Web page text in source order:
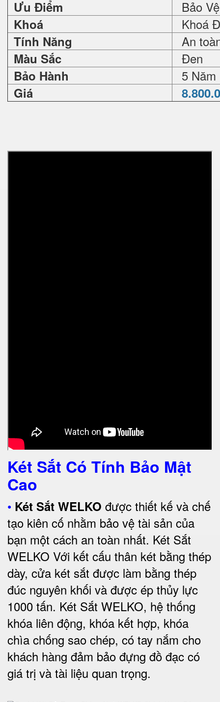
Ưu Điểm Bảo
Khoá Khoá
Tính Năng An
Màu Sắc Đen
Bảo Hành 5 Năm
Giá
Két Sắt Có Tính Bảo Mật
Cao
• Két Sắt WELKO được thiết kế và chế
tạo kiên cố nhằm bảo vệ tài sản của
bạn một cách an toàn nhất. Két Sắt
WELKO Với kết cấu thân két bằng thép
dày, cửa két sắt được làm bằng thép
đúc nguyên khối và được ép thủy lực
1000 tấn. Két Sắt WELKO, hệ thống
khóa liên động, khóa kết hợp, khóa
chìa chống sao chép, có tay nắm cho
khách hàng đảm bảo đựng đồ đạc có
giá trị và tài liệu quan trọng.